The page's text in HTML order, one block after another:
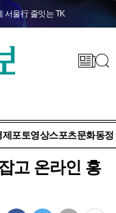
서울行 줄잇는 TK
제 포토영상스포츠문화동정
고 온라인 홍